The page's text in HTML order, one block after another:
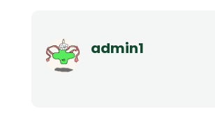
admin1